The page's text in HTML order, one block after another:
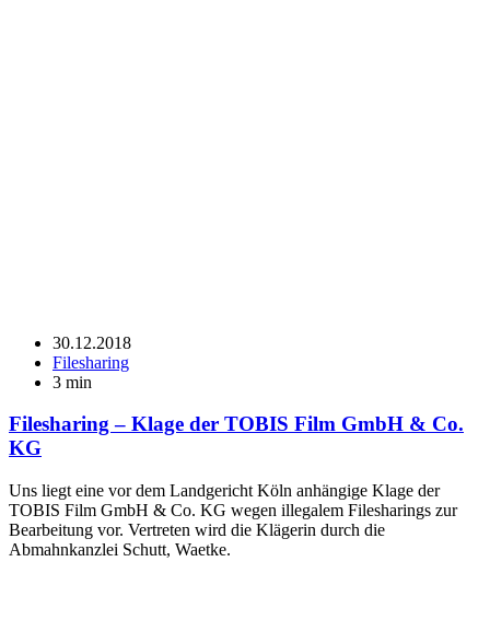
30.12.2018
Filesharing
3 min
Filesharing – Klage der TOBIS Film GmbH & Co.
KG
Uns liegt eine vor dem Landgericht Köln anhängige Klage der
TOBIS Film GmbH & Co. KG wegen illegalem Filesharings zur
Bearbeitung vor. Vertreten wird die Klägerin durch die
Abmahnkanzlei Schutt, Waetke.